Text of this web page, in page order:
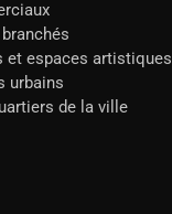
et espaces artistiques
urbains
de la ville